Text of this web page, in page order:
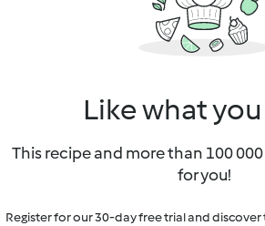
Like what you
This recipe and more than 100
for you!
Register for our 30-day free trial and